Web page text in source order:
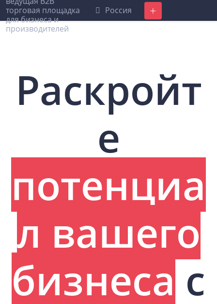
Россия Добавить
Раскройт
е
потенциа
л вашего
бизнеса с